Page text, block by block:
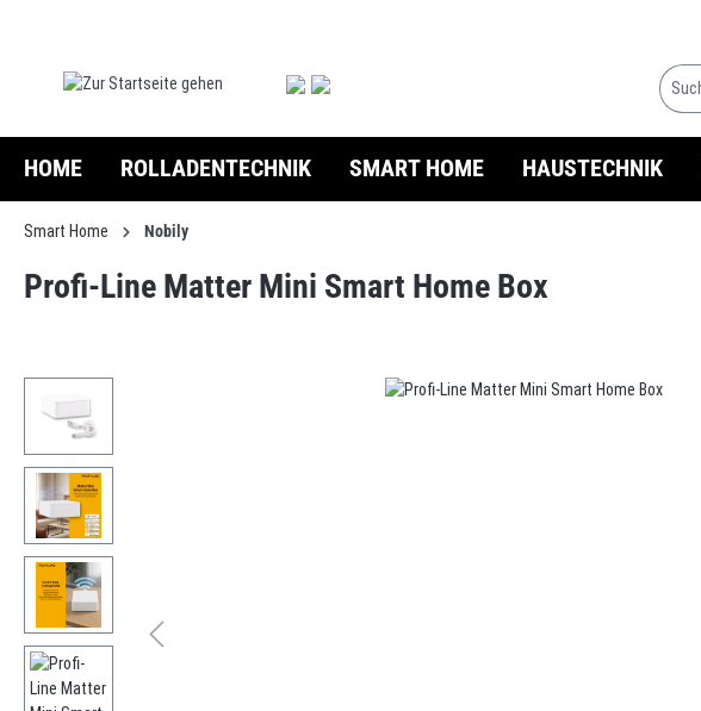
HOME ROLLADENTECHNIK SMART HOME HAUSTECHNIK
Smart Home Nobily
Profi-Line Matter Mini Smart Home Box